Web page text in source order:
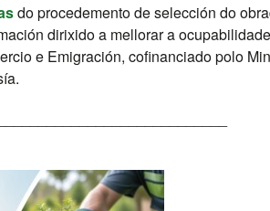
do procedemento de selección do
dirixido a mellorar a
e Emigración, cofinanciado polo